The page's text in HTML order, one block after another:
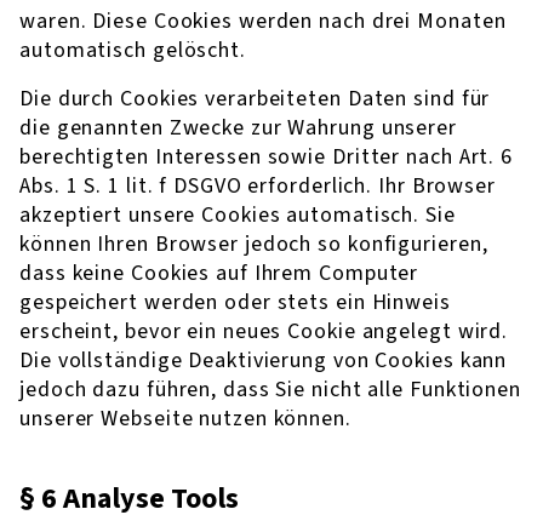
waren. Diese Cookies werden nach drei Monaten
automatisch gelöscht.
Die durch Cookies verarbeiteten Daten sind für
die genannten Zwecke zur Wahrung unserer
berechtigten Interessen sowie Dritter nach Art. 6
Abs. 1 S. 1 lit. f DSGVO erforderlich. Ihr Browser
akzeptiert unsere Cookies automatisch. Sie
können Ihren Browser jedoch so konfigurieren,
dass keine Cookies auf Ihrem Computer
gespeichert werden oder stets ein Hinweis
erscheint, bevor ein neues Cookie angelegt wird.
Die vollständige Deaktivierung von Cookies kann
jedoch dazu führen, dass Sie nicht alle Funktionen
unserer Webseite nutzen können.
§ 6 Analyse Tools